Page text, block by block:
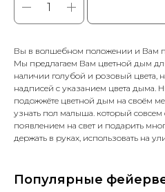
Вы в волшебном положении и Вам
Мы предлагаем Вам цветной дым
наличии голубой и розовый цвета,
надписей с указанием цвета дыма.
подожжёте цветной дым на своём
узнать пол малыша. который
появлением на свет и подарить
держать в руках, использовать на
Популярные